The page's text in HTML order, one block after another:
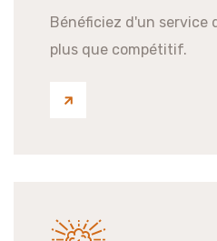
Bénéficiez d'un service
plus que compétitif.